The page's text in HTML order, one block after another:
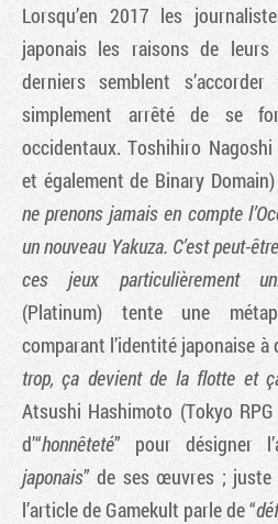
Lorsqu’en 2017 les
japonais les raisons de
derniers semblent
simplement arrêté de se
occidentaux. Toshihiro
et également de Binary
ne prenons jamais en compte
un nouveau Yakuza. C’est peut-
ces jeux particulièrement
(Platinum) tente une
comparant l’identité japonaise à
trop, ça devient de la flotte et
Atsushi Hashimoto (Tokyo
d’“honnêteté” pour désigner
japonais” de ses œuvres ;
l’article de Gamekult parle de “